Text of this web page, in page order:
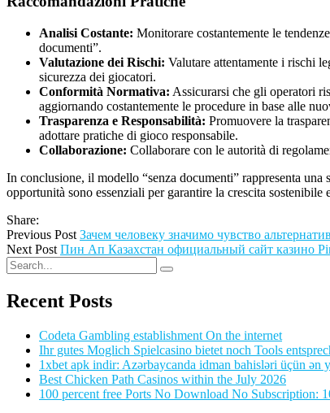
Analisi Costante: Monitorare costantemente le
documenti”.
Valutazione dei Rischi: Valutare attentamente i rischi
sicurezza dei giocatori.
Conformità Normativa: Assicurarsi che gli operatori
aggiornando costantemente le procedure in base alle
Trasparenza e Responsabilità: Promuovere la
adottare pratiche di gioco responsabile.
Collaborazione: Collaborare con le autorità di
In conclusione, il modello “senza documenti” rappresenta
opportunità sono essenziali per garantire la crescita sostenibile
Share:
Previous Post Зачем человеку значимо чувство
Next Post Пин Ап Казахстан официальный сайт казино
Recent Posts
Codeta Gambling establishment On the internet
Ihr gutes Moglich Spielcasino bietet noch Tools
1xbet apk indir: Azərbaycanda idman bahisləri üçün ən
Best Chicken Path Casinos within the July 2026
100 percent free Ports No Download No Subscription: